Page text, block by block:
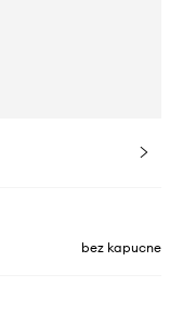
bez kapucne